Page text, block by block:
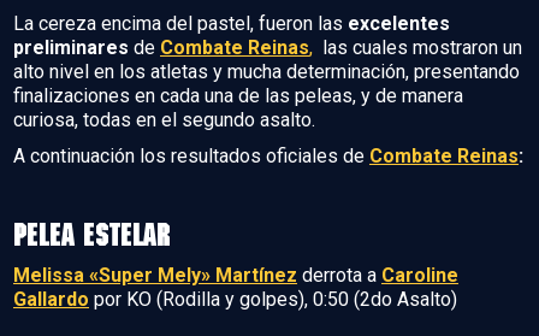
La cereza encima del pastel, fueron las excelentes
preliminares de Combate Reinas, las cuales mostraron un
alto nivel en los atletas y mucha determinación, presentando
finalizaciones en cada una de las peleas, y de manera
curiosa, todas en el segundo asalto.
A continuación los resultados oficiales de Combate Reinas:
PELEA ESTELAR
Melissa «Super Mely» Martínez derrota a Caroline
Gallardo por KO (Rodilla y golpes), 0:50 (2do Asalto)